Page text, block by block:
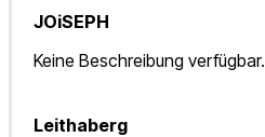
JOiSEPH
Keine Beschreibung verfügbar.
Leithaberg